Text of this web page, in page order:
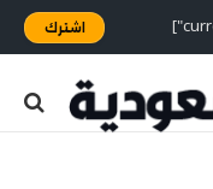
اشترك